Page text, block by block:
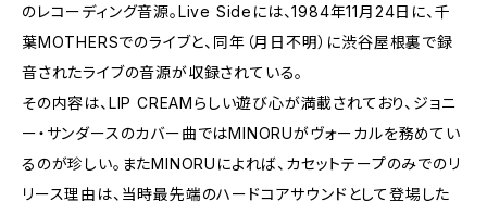
のレコーディング音源。Live Sideには、1984年11月24日に、千
葉MOTHERSでのライブと、同年（月日不明）に渋谷屋根裏で録
音されたライブの音源が収録されている。
その内容は、LIP CREAMらしい遊び心が満載されており、ジョニ
ー・サンダースのカバー曲ではMINORUがヴォーカルを務めてい
るのが珍しい。またMINORUによれば、カセットテープのみでのリ
リース理由は、当時最先端のハードコアサウンドとして登場した